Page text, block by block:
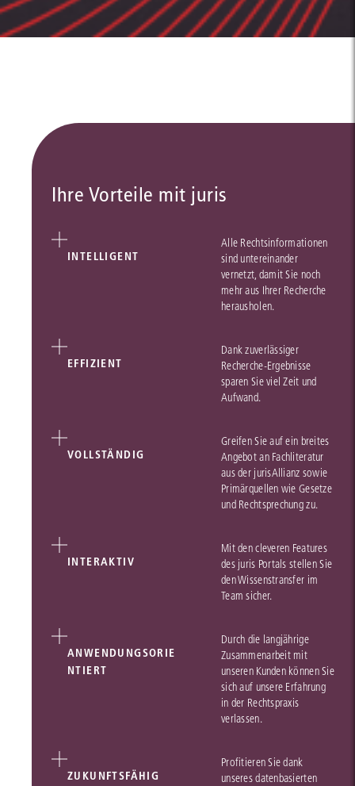
Ihre Vorteile mit juris
INTELLIGENT
Alle Rechtsinformationen
sind untereinander
vernetzt, damit Sie noch
mehr aus Ihrer Recherche
herausholen.
EFFIZIENT
Dank zuverlässiger
Recherche-Ergebnisse
sparen Sie viel Zeit und
Aufwand.
VOLLSTÄNDIG
Greifen Sie auf ein breites
Angebot an Fachliteratur
aus der jurisAllianz sowie
Primärquellen wie Gesetze
und Rechtsprechung zu.
INTERAKTIV
Mit den cleveren Features
des juris Portals stellen Sie
den Wissenstransfer im
Team sicher.
ANWENDUNGSORIE
NTIERT
Durch die langjährige
Zusammenarbeit mit
unseren Kunden können Sie
sich auf unsere Erfahrung
in der Rechtspraxis
verlassen.
ZUKUNFTSFÄHIG
Profitieren Sie dank
unseres datenbasierten